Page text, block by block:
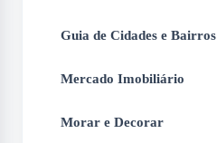
Guia de Cidades e Bairros
Mercado Imobiliário
Morar e Decorar